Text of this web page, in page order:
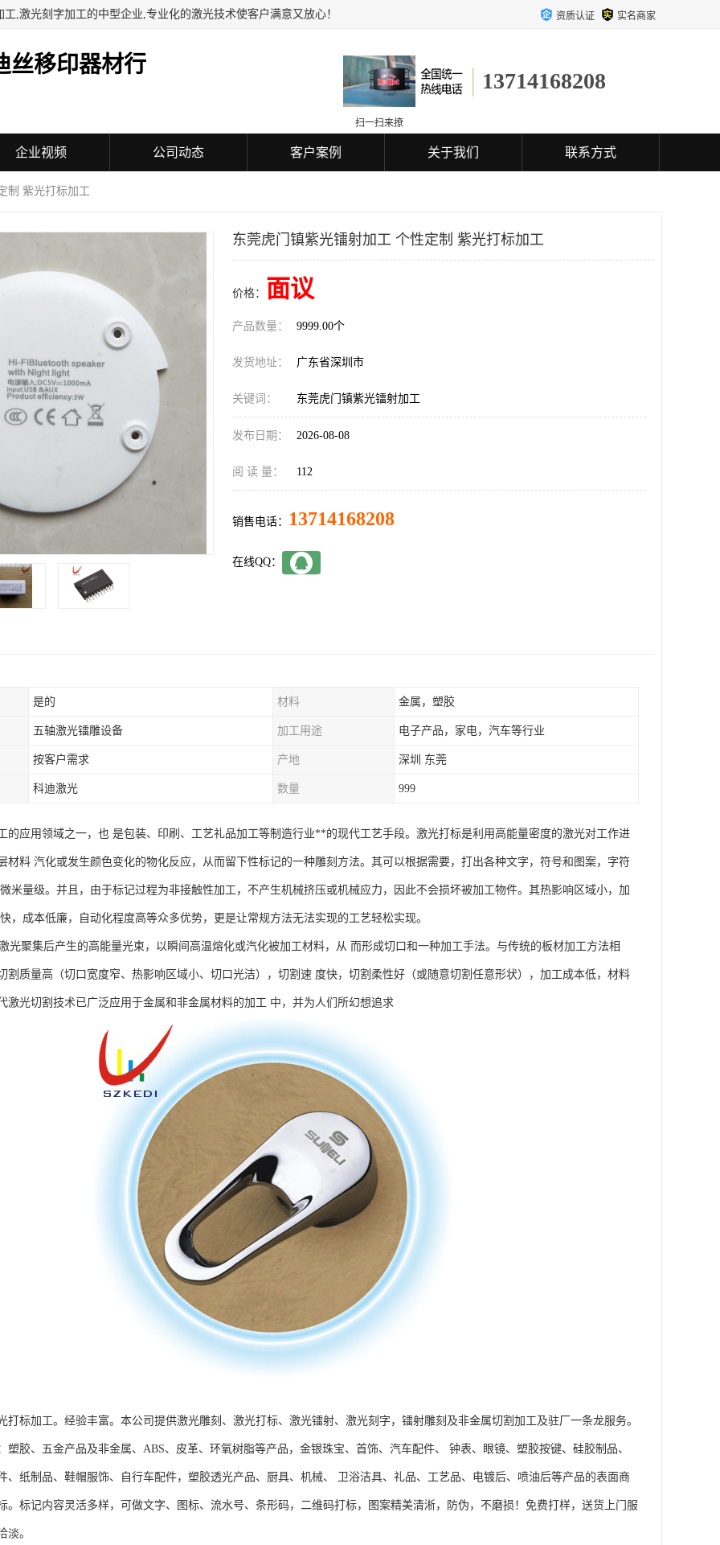
,激光刻字加工的中型企业,专业化的激光技术使客户满意又放心！ 资质认证 实名商家
丝移印器材行
13714168208
扫一扫来撩
企业视频 公司动态 客户案例 关于我们 联系方式
制 紫光打标加工
东莞虎门镇紫光镭射加工 个性定制 紫光打标加工
价格： 面议
产品数量： 9999.00个
发货地址： 广东省深圳市
关键词： 东莞虎门镇紫光镭射加工
发布日期： 2026-08-08
阅 读 量： 112
销售电话： 13714168208
在线QQ：
是的 材料 金属，塑胶
五轴激光镭雕设备 加工用途 电子产品，家电，汽车等行业
按客户需求 产地 深圳 东莞
科迪激光 数量 999
的应用领域之一，也 是包装、印刷、工艺礼品加工等制造行业**的现代工艺手段。激光打标是利用高能量密度的激光对工作进
材料 汽化或发生颜色变化的物化反应，从而留下性标记的一种雕刻方法。其可以根据需要，打出各种文字，符号和图案，字符
米量级。并且，由于标记过程为非接触性加工，不产生机械挤压或机械应力，因此不会损坏被加工物件。其热影响区域小，加
，成本低廉，自动化程度高等众多优势，更是让常规方法无法实现的工艺轻松实现。
聚集后产生的高能量光束，以瞬间高温熔化或汽化被加工材料，从 而形成切口和一种加工手法。与传统的板材加工方法相
割质量高（切口宽度窄、热影响区域小、切口光洁），切割速 度快，切割柔性好（或随意切割任意形状），加工成本低，材料
激光切割技术已广泛应用于金属和非金属材料的加工 中，并为人们所幻想追求
打标加工。经验丰富。本公司提供激光雕刻、激光打标、激光镭射、激光刻字，镭射雕刻及非金属切割加工及驻厂一条龙服务。
塑胶、五金产品及非金属、ABS、皮革、环氧树脂等产品，金银珠宝、首饰、汽车配件、 钟表、眼镜、塑胶按键、硅胶制品、
、纸制品、鞋帽服饰、自行车配件，塑胶透光产品、厨具、机械、 卫浴洁具、礼品、工艺品、电镀后、喷油后等产品的表面商
。标记内容灵活多样，可做文字、图标、流水号、条形码，二维码打标，图案精美清淅，防伪，不磨损！免费打样，送货上门服
淡。